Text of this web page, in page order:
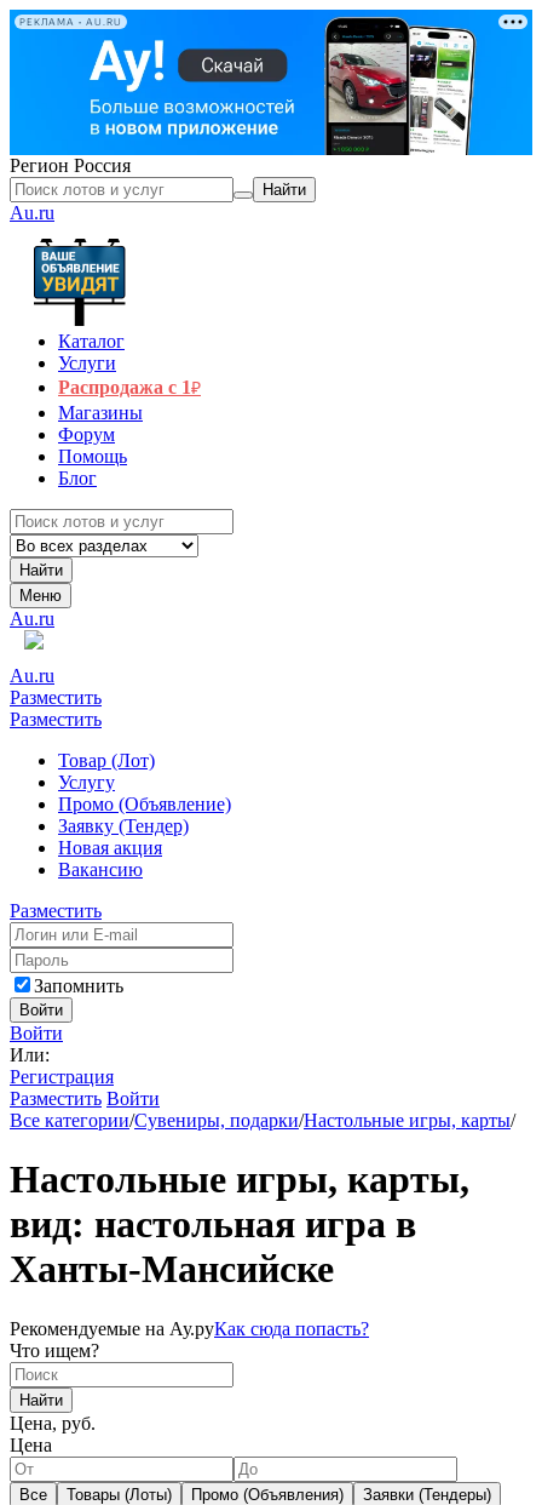
РЕКЛАМА • AU.RU
Регион Россия
Найти
Au.ru
Каталог
Услуги
Распродажа с 1₽
Магазины
Форум
Помощь
Блог
Найти
Меню
Au.ru
Au.ru
Разместить
Разместить
Товар (Лот)
Услугу
Промо (Объявление)
Заявку (Тендер)
Новая акция
Вакансию
Разместить
Запомнить
Войти
Войти
Или:
Регистрация
Разместить Войти
Все категории/Сувениры, подарки/Настольные игры, карты/
Настольные игры, карты,
вид: настольная игра в
Ханты-Мансийске
Рекомендуемые на Ау.руКак сюда попасть?
Что ищем?
Найти
Цена, руб.
Цена
Все Товары (Лоты) Промо (Объявления)
Заявки (Тендеры)